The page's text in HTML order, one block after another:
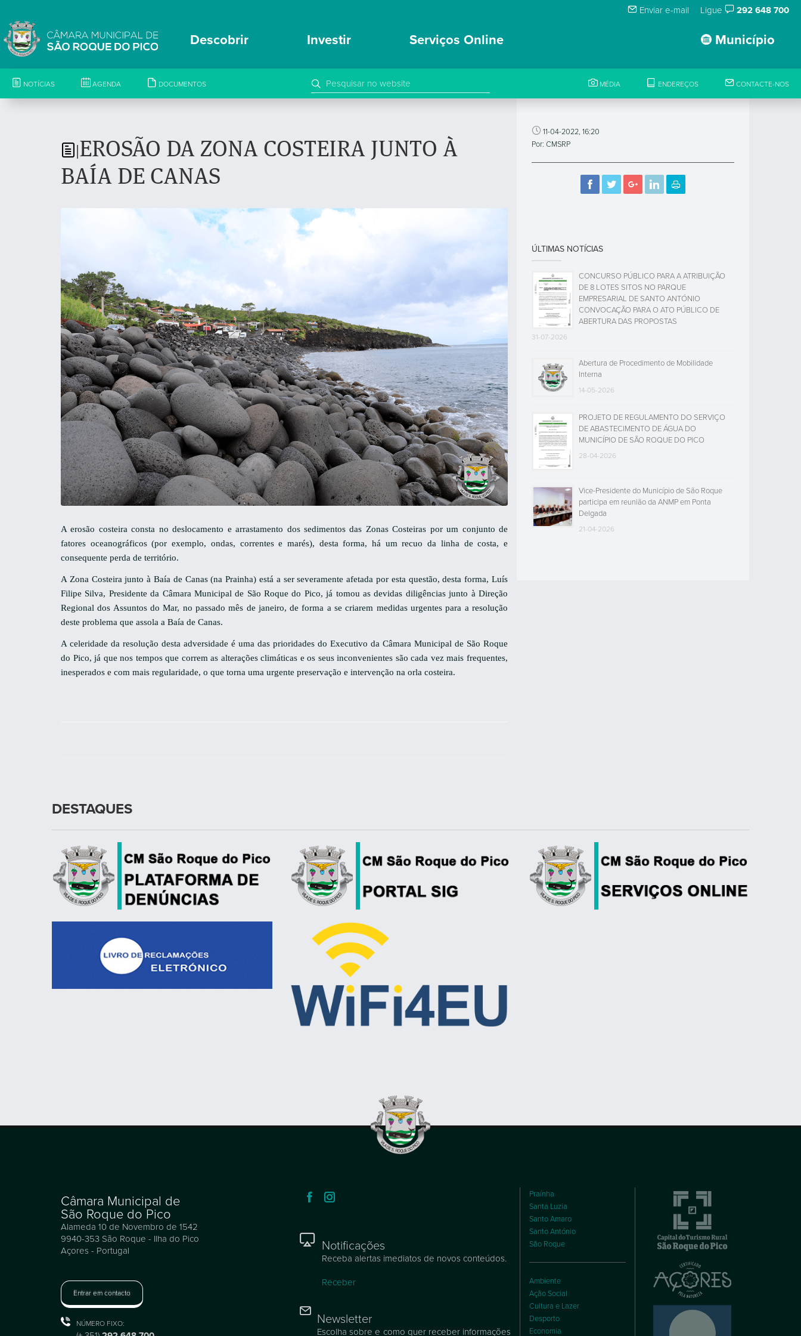
Enviar e-mail Ligue 292 648 700
Município
Descobrir Investir Serviços Online
NOTÍCIAS AGENDA DOCUMENTOS MÉDIA ENDEREÇOS CONTACTE-NOS
EROSÃO DA ZONA COSTEIRA JUNTO À
BAÍA DE CANAS
A erosão costeira consta no deslocamento e arrastamento dos sedimentos das Zonas Costeiras por um conjunto de
fatores oceanográficos (por exemplo, ondas, correntes e marés), desta forma, há um recuo da linha de costa, e
consequente perda de território.
A Zona Costeira junto à Baía de Canas (na Prainha) está a ser severamente afetada por esta questão, desta forma, Luís
Filipe Silva, Presidente da Câmara Municipal de São Roque do Pico, já tomou as devidas diligências junto à Direção
Regional dos Assuntos do Mar, no passado mês de janeiro, de forma a se criarem medidas urgentes para a resolução
deste problema que assola a Baía de Canas.
A celeridade da resolução desta adversidade é uma das prioridades do Executivo da Câmara Municipal de São Roque
do Pico, já que nos tempos que correm as alterações climáticas e os seus inconvenientes são cada vez mais frequentes,
inesperados e com mais regularidade, o que torna uma urgente preservação e intervenção na orla costeira.
11-04-2022, 16:20
Por: CMSRP
ÚLTIMAS NOTÍCIAS
CONCURSO PÚBLICO PARA A ATRIBUIÇÃO
DE 8 LOTES SITOS NO PARQUE
EMPRESARIAL DE SANTO ANTÓNIO
CONVOCAÇÃO PARA O ATO PÚBLICO DE
ABERTURA DAS PROPOSTAS
31-07-2026
Abertura de Procedimento de Mobilidade
Interna
14-05-2026
PROJETO DE REGULAMENTO DO SERVIÇO
DE ABASTECIMENTO DE ÁGUA DO
MUNICÍPIO DE SÃO ROQUE DO PICO
28-04-2026
Vice-Presidente do Município de São Roque
participa em reunião da ANMP em Ponta
Delgada
21-04-2026
DESTAQUES
Câmara Municipal de
São Roque do Pico
Alameda 10 de Novembro de 1542
9940-353 São Roque - Ilha do Pico
Açores - Portugal
Entrar em contacto
NÚMERO FIXO:
Notificações
Receba alertas imediatos de novos conteúdos.
Receber
Newsletter
Escolha sobre e como quer receber informações
Praínha
Santa Luzia
Santo Amaro
Santo António
São Roque
Ambiente
Ação Social
Cultura e Lazer
Desporto
Economia